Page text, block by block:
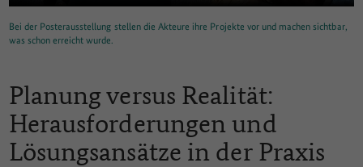
Bei der Posterausstellung stellen die Akteure ihre Projekte vor und machen sichtbar,
was schon erreicht wurde.
Planung versus Realität:
Herausforderungen und
Lösungsansätze in der Praxis